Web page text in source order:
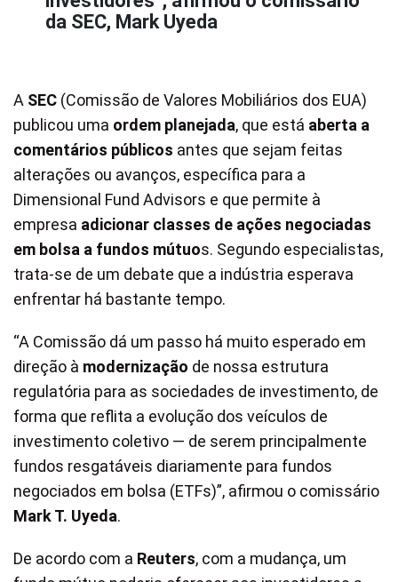
da SEC, Mark Uyeda
A SEC (Comissão de Valores Mobiliários dos EUA)
publicou uma ordem planejada, que está aberta a
comentários públicos antes que sejam feitas
alterações ou avanços, específica para a
Dimensional Fund Advisors e que permite à
empresa adicionar classes de ações negociadas
em bolsa a fundos mútuos. Segundo especialistas,
trata-se de um debate que a indústria esperava
enfrentar há bastante tempo.
“A Comissão dá um passo há muito esperado em
direção à modernização de nossa estrutura
regulatória para as sociedades de investimento, de
forma que reflita a evolução dos veículos de
investimento coletivo — de serem principalmente
fundos resgatáveis diariamente para fundos
negociados em bolsa (ETFs)”, afirmou o comissário
Mark T. Uyeda.
De acordo com a Reuters, com a mudança, um